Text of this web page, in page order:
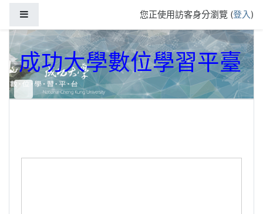
您正使用訪客身分瀏覽 (登入)
成功大學數位學習平臺